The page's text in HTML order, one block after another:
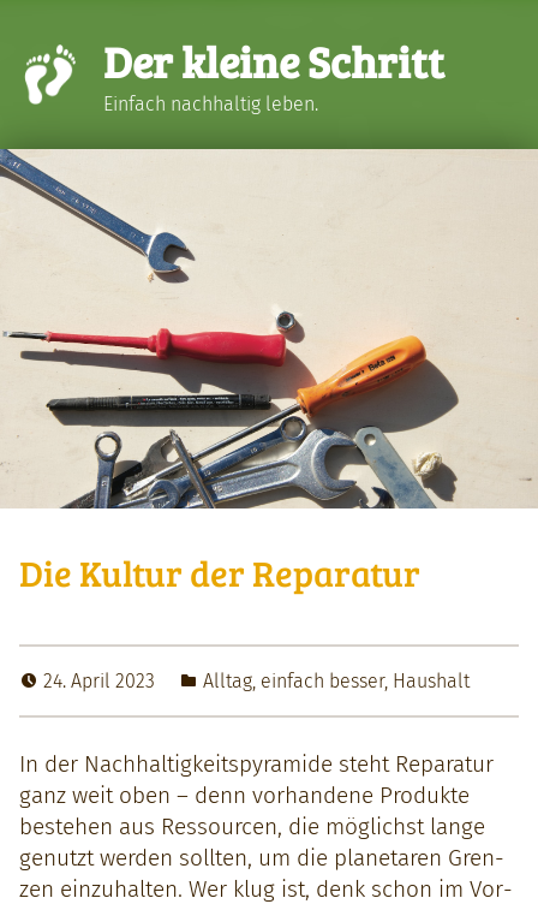
Der kleine Schritt
Einfach nachhaltig leben.
Die Kultur der Reparatur
24. April 2023 Alltag, einfach besser, Haushalt
In der Nach­haltigkeit­spyra­mide ste­ht Reparatur
ganz weit oben – denn vorhan­dene Pro­duk­te
beste­hen aus Ressourcen, die möglichst lange
genutzt wer­den soll­ten, um die plan­etaren Gren­
zen einzuhal­ten. Wer klug ist, denk schon im Vor­